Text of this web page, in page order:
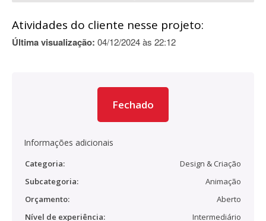
Atividades do cliente nesse projeto:
Última visualização: 04/12/2024 às 22:12
Fechado
Informações adicionais
Categoria:
Design & Criação
Subcategoria:
Animação
Orçamento:
Aberto
Nível de experiência:
Intermediário